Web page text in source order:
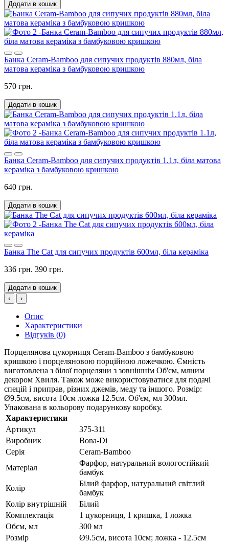
Додати в кошик
Банка Ceram-Bamboo для сипучих продуктів 880мл, біла
матова кераміка з бамбуковою кришкою
570 грн.
Додати в кошик
Банка Ceram-Bamboo для сипучих продуктів 1.1л, біла матова
кераміка з бамбуковою кришкою
640 грн.
Додати в кошик
Банка The Cat для сипучих продуктів 600мл, біла кераміка
336 грн. 390 грн.
Додати в кошик
‹
›
Опис
Характеристики
Відгуків (0)
Порцелянова цукорниця Ceram-Bamboo з бамбуковою
кришкою і порцеляновою порційною ложечкою. Ємність
виготовлена з білої порцеляни з зовнішнім Об'єм, млним
декором Хвиля. Також може використовуватися для подачі
спецій і приправ, різних джемів, меду та іншого. Розмір:
Ø9.5см, висота 10см ложка 12.5см. Об'єм, мл 300мл.
Упакована в кольорову подарункову коробку.
Характеристики
Артикул
375-311
Виробник
Bona-Di
Серія
Ceram-Bamboo
Матеріал
Фарфор, натуральний вологостійкий
бамбук
Колір
Білий фарфор, натуральний світлий
бамбук
Колір внутрішній
Білий
Комплектація
1 цукорниця, 1 кришка, 1 ложка
Обєм, мл
300 мл
Розмір
Ø9.5см, висота 10см; ложка - 12.5см